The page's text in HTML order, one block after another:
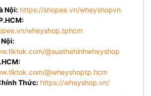
Nội: https://shopee.vn/wheyshopvn
wheyshop.tphcm
Nội:
@suathehinhwheyshop
@wheyshoptp.hcm
Thức: https://wheyshop.vn/